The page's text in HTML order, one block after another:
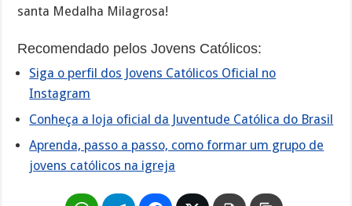
santa Medalha Milagrosa!
Recomendado pelos Jovens Católicos:
Siga o perfil dos Jovens Católicos Oficial no
Instagram
Conheça a loja oficial da Juventude Católica do Brasil
Aprenda, passo a passo, como formar um grupo de
jovens católicos na igreja